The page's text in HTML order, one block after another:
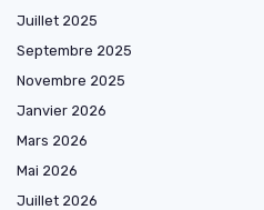
Juillet 2025
Septembre 2025
Novembre 2025
Janvier 2026
Mars 2026
Mai 2026
Juillet 2026